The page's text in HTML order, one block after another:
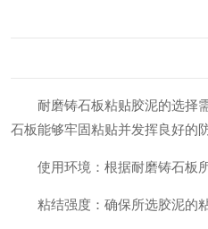
耐磨铸石板粘贴胶泥的选择
石板能够牢固粘贴并发挥良好的
使用环境：根据耐磨铸石板
粘结强度：确保所选胶泥的